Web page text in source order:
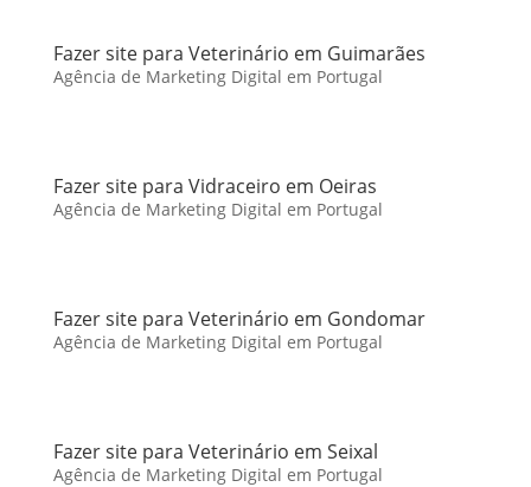
Fazer site para Veterinário em Guimarães
Agência de Marketing Digital em Portugal
Fazer site para Vidraceiro em Oeiras
Agência de Marketing Digital em Portugal
Fazer site para Veterinário em Gondomar
Agência de Marketing Digital em Portugal
Fazer site para Veterinário em Seixal
Agência de Marketing Digital em Portugal